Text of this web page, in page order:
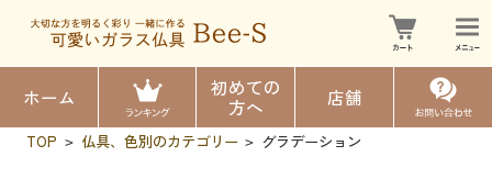
ホーム
初めての
方へ
店舗
TOP > 仏具、色別のカテゴリー > グラデーション